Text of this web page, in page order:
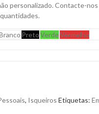
personalizado. Contacte-
PretoVerdeVermelho
, Isqueiros Etiquetas: